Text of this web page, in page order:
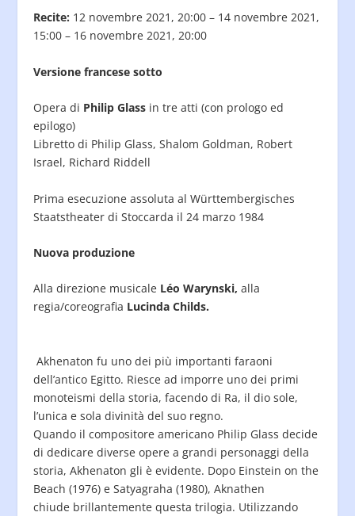
Recite: 12 novembre 2021, 20:00 – 14 novembre 2021,
15:00 – 16 novembre 2021, 20:00
Versione francese sotto
Opera di Philip Glass in tre atti (con prologo ed
epilogo)
Libretto di Philip Glass, Shalom Goldman, Robert
Israel, Richard Riddell
Prima esecuzione assoluta al Württembergisches
Staatstheater di Stoccarda il 24 marzo 1984
Nuova produzione
Alla direzione musicale Léo Warynski,alla
regia/coreografia Lucinda Childs.
Akhenaton fu uno dei più importanti faraoni
dell’antico Egitto. Riesce ad imporre uno dei primi
monoteismi della storia, facendo di Ra, il dio sole,
l’unica e sola divinità del suo regno.
Quando il compositore americano Philip Glass decide
di dedicare diverse opere a grandi personaggi della
storia, Akhenaton gli è evidente. Dopo Einstein on the
Beach (1976) e Satyagraha (1980), Aknathen
chiude brillantemente questa trilogia. Utilizzando